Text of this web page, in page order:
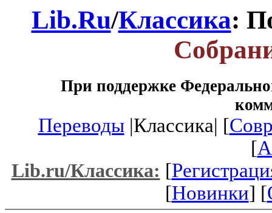
Lib.Ru/Классика:
При поддержке
Переводы|Классика| [
[
Lib.ru/Классика: [
[Новинки] [